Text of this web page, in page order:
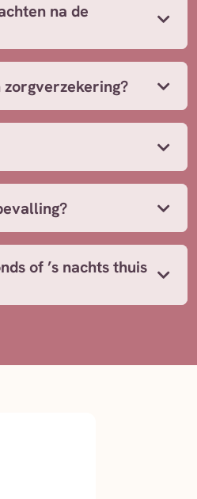
na de
of ’s nachts thuis